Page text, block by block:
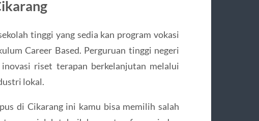
tinggi yang sedia kan program vokasi
Career Based. Perguruan tinggi negeri
riset terapan berkelanjutan melalui
lokal.
di Cikarang ini kamu bisa memilih salah